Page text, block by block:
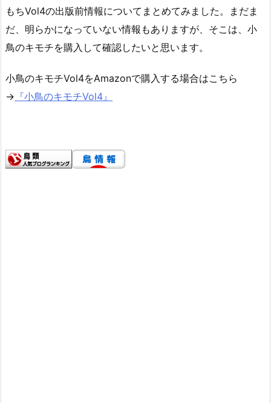
もちVol4の出版前情報についてまとめてみました。まだま
だ、明らかになっていない情報もありますが、そこは、小
鳥のキモチを購入して確認したいと思います。
小鳥のキモチVol4をAmazonで購入する場合はこちら
→ 『小鳥のキモチVol4』